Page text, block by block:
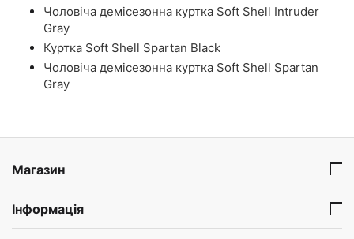
Чоловіча демісезонна куртка Soft Shell Intruder
Gray
Куртка Soft Shell Spartan Black
Чоловіча демісезонна куртка Soft Shell Spartan
Gray
Магазин
Інформація